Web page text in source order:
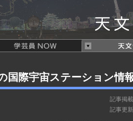
国際宇宙ステーション情
記事掲
記事更